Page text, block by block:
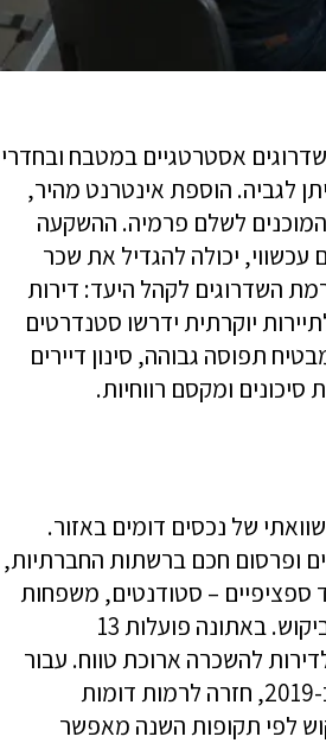
אסטרטגיים במטבח ובחדרי
לגביה. הוספת אינטרנט מהיר,
המוכנים לשלם פרמיה. ההשקעה
יכולה להגדיל את שכר
את רמת השדרוגים לקהל היעד: דירות
יוקרתית ידרשו סטנדרטים
תפוסה גבוהה, סינון דיירים
ומקסם רווחיות.
של נכסים דומים באזור.
ופרסום חכם ברשתות החברתיות,
ספציפיים – סטודנטים, משפחות
צעירות, תיירים או נוודים דיגיטליים – מאפשרת ניצול מיטבי של הביקוש. באתונה פועלות 13
קבוע לדירות להשכרה ארוכת טווח. עבור
השכרה לטווח קצר לתיירים, הזינוק בתיירות יוון (34 מיליון תיירים ב-2019, חזרה לרמות דומות
לפי תקופות השנה מאפשר